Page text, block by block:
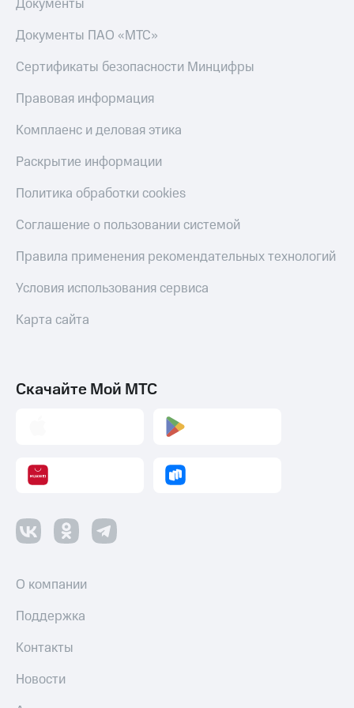
Документы
Документы ПАО «МТС»
Сертификаты безопасности Минцифры
Правовая информация
Комплаенс и деловая этика
Раскрытие информации
Политика обработки cookies
Соглашение о пользовании системой
Правила применения рекомендательных технологий
Условия использования сервиса
Карта сайта
Скачайте Мой МТС
О компании
Поддержка
Контакты
Новости